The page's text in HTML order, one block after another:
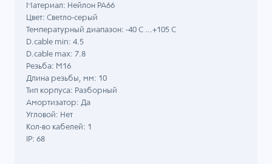
Материал: Нейлон PA66
Цвет: Светло-серый
Температурный диапазон: -40 C ...+105 C
D.cable min: 4.5
D.cable max: 7.8
Резьба: M16
Длина резьбы, мм: 10
Тип корпуса: Разборный
Амортизатор: Да
Угловой: Нет
Кол-во кабелей: 1
IP: 68